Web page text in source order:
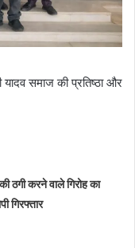
यादव समाज की प्रतिष्ठा और
करने वाले गिरोह का
गिरफ्तार